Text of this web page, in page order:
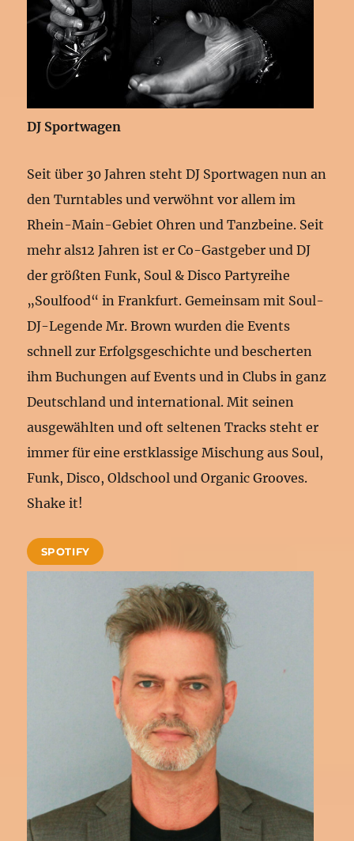
DJ Sportwagen
Seit über 30 Jahren steht DJ Sportwagen nun an
den Turntables und verwöhnt vor allem im
Rhein-Main-Gebiet Ohren und Tanzbeine. Seit
mehr als12 Jahren ist er Co-Gastgeber und DJ
der größten Funk, Soul & Disco Partyreihe
„Soulfood“ in Frankfurt. Gemeinsam mit Soul-
DJ-Legende Mr. Brown wurden die Events
schnell zur Erfolgsgeschichte und bescherten
ihm Buchungen auf Events und in Clubs in ganz
Deutschland und international. Mit seinen
ausgewählten und oft seltenen Tracks steht er
immer für eine erstklassige Mischung aus Soul,
Funk, Disco, Oldschool und Organic Grooves.
Shake it!
SPOTIFY